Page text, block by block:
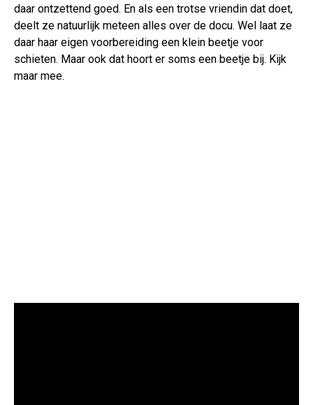
daar ontzettend goed. En als een trotse vriendin dat doet,
deelt ze natuurlijk meteen alles over de docu. Wel laat ze
daar haar eigen voorbereiding een klein beetje voor
schieten. Maar ook dat hoort er soms een beetje bij. Kijk
maar mee.